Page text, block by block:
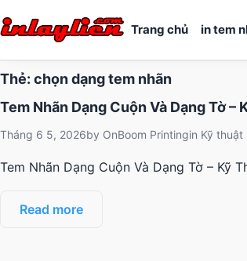
Trang chủ in tem
Thẻ: chọn dạng tem nhãn
Tem Nhãn Dạng Cuộn Và Dạng Tờ
Tháng 6 5, 2026by OnBoom Printingin Kỹ thuật
Tem Nhãn Dạng Cuộn Và Dạng Tờ – Kỹ
Read more